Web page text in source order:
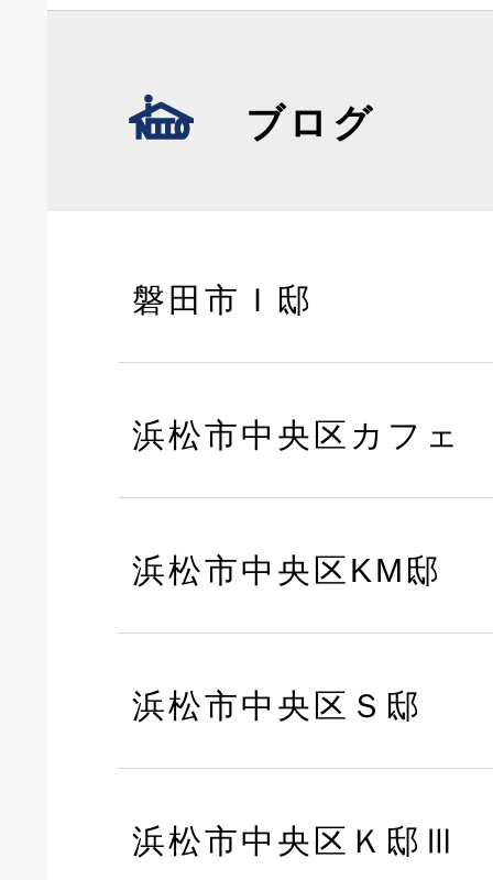
ブログ
磐田市Ｉ邸
浜松市中央区カフェ
浜松市中央区KM邸
浜松市中央区Ｓ邸
浜松市中央区Ｋ邸Ⅲ